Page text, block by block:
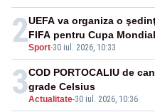
2Sport-30 iul. 2026, 10:33
UEFA va organiza o
FIFA pentru Cupa
3Actualitate-30 iul. 2026, 10:36
COD PORTOCALIU de
grade Celsius